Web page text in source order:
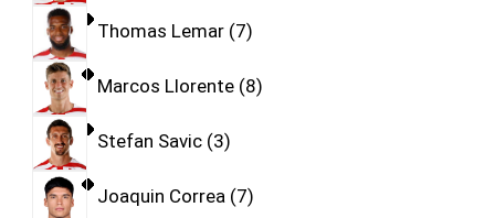
Thomas Lemar 7
Marcos Llorente 8
Stefan Savic 3
Joaquin Correa 7